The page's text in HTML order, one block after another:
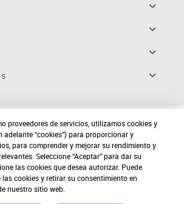
proveedores de servicios, utilizamos cookies y
“cookies”) para proporcionar y
para comprender y mejorar su rendimiento y
Seleccione “Aceptar” para dar su
las cookies que desea autorizar. Puede
cookies y retirar su consentimiento en
nuestro sitio web.